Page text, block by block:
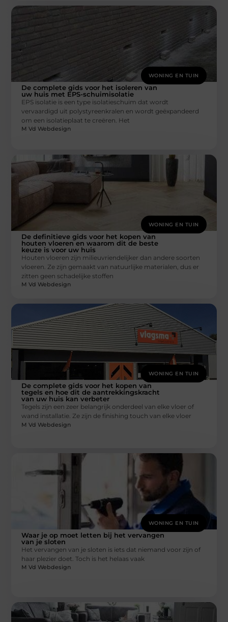
WONING EN TUIN
De complete gids voor het isoleren van
uw huis met EPS-schuimisolatie
EPS isolatie is een type isolatieschuim dat wordt
vervaardigd uit polystyreenkralen en wordt geëxpandeerd
om een isolatieplaat te creëren. Het
M Vd Webdesign
WONING EN TUIN
De definitieve gids voor het kopen van
houten vloeren en waarom dit de beste
keuze is voor uw huis
Houten vloeren zijn milieuvriendelijker dan andere soorten
vloeren. Ze zijn gemaakt van natuurlijke materialen, dus er
zitten geen schadelijke stoffen
M Vd Webdesign
WONING EN TUIN
De complete gids voor het kopen van
tegels en hoe dit de aantrekkingskracht
van uw huis kan verbeter
Tegels zijn een zeer belangrijk onderdeel van elke vloer of
wand installatie. Ze zijn de finishing touch van elke vloer
M Vd Webdesign
WONING EN TUIN
Waar je op moet letten bij het vervangen
van je sloten
Het vervangen van je sloten is iets dat niemand voor zijn of
haar plezier doet. Toch is het helaas vaak
M Vd Webdesign